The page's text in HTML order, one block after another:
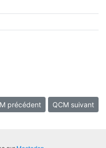
précédent QCM suivant